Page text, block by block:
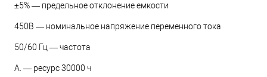
±5% — предельное отклонение емкости
450В — номинальное напряжение переменного тока
50/60 Гц — частота
А. — ресурс 30000 ч